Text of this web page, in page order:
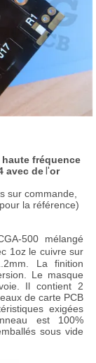
fréquence
avec de l'or
sur commande,
la référence)
500 mélangé
1oz le cuivre sur
La finition
Le masque
Il contient 2
de carte PCB
exigées
est 100%
sous vide